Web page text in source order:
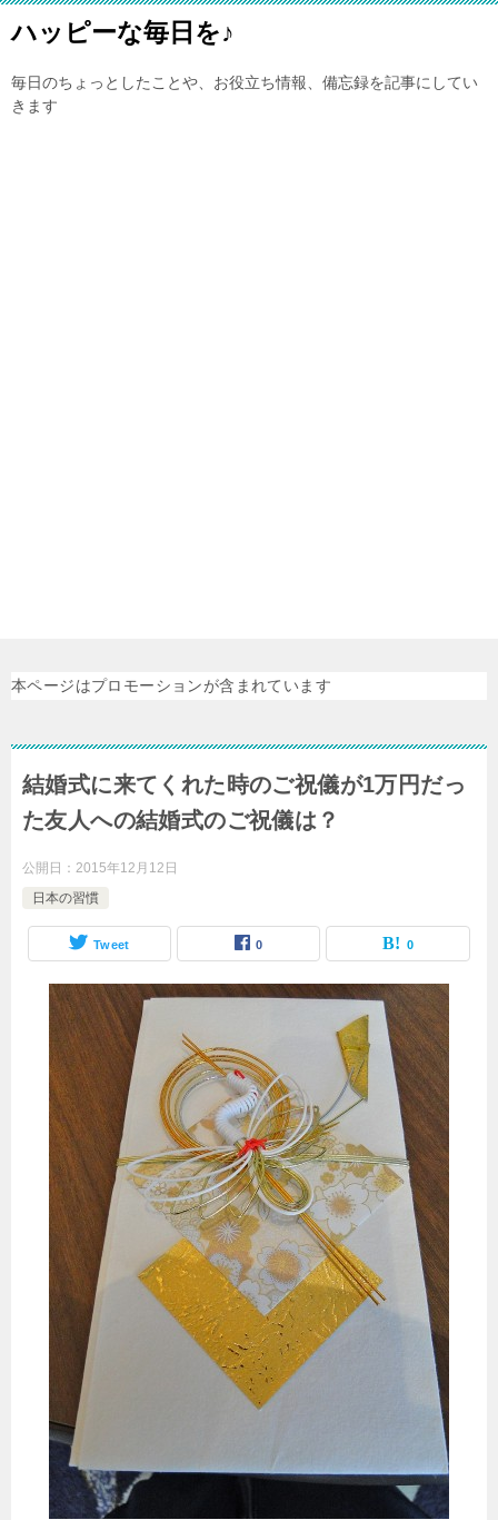
ハッピーな毎日を♪
毎日のちょっとしたことや、お役立ち情報、備忘録を記事にしてい
きます
本ページはプロモーションが含まれています
結婚式に来てくれた時のご祝儀が1万円だっ
た友人への結婚式のご祝儀は？
公開日： 2015年12月12日
日本の習慣
Tweet 0 0